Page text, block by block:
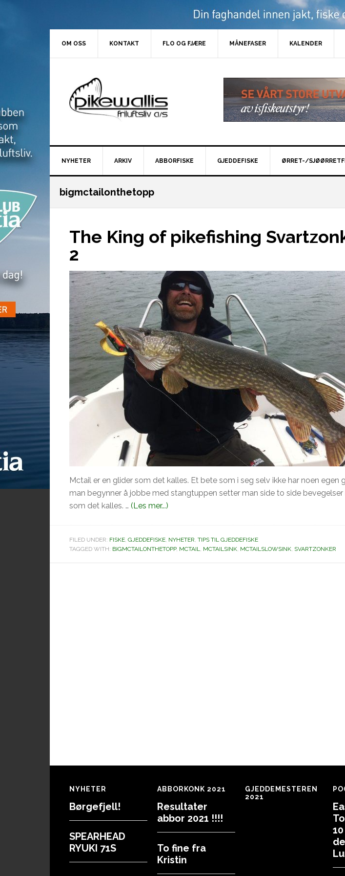
OM OSS KONTAKT FLO OG FJÆRE MÅNEFASER KALENDER
NYHETER ARKIV ABBORFISKE GJEDDEFISKE ØRRET-/
bigmctailonthetopp
The King of pikefishing
2
Mctail er en glider som det kalles. Et bete som i seg selv ikke har noen egen
man begynner å jobbe med stangtuppen setter man side to side bevegelser
som det kalles. … (Les mer...)
pikefishing
FILED UNDER: FISKE, GJEDDEFISKE, NYHETER, TIPS TIL GJEDDEFISKE
TAGGED WITH: BIGMCTAILONTHETOPP, MCTAIL, MCTAILSINK, MCTAILSLOWSINK, SVARTZONKER
Footer
NYHETER
Børgefjell!
SPEARHEAD
RYUKI 71S
ABBORKONK 2021
Resultater
abbor 2021 !!!!
To fine fra
Kristin
GJEDDEMESTEREN
2021